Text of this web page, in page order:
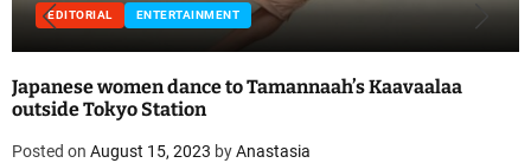
Tamannaah’s Kaavaalaa
Anastasia
NMAS Final Concert